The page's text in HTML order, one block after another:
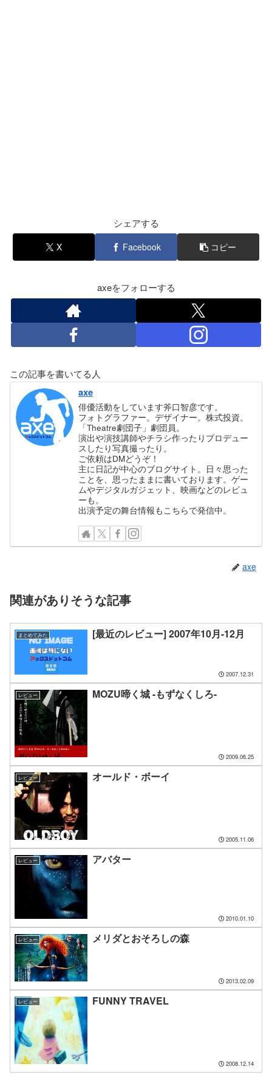
シェアする
X Facebook コピー
axeをフォローする
この記事を書いてる人
axe
俳優活動をしています斧口智彦です。
フォトグラファー。デザイナー。株式投資。
「Theatre劇団子」劇団員。
演出や演技講師やチラシ作ったりプロデュー
スしたり写真撮ったり。
ご依頼はDMどうぞ！
主に日記が中心のブログサイト。日々思った
ことを、思ったままに書いております。ゲー
ムやデジタルガジェット、映画などのレビュ
ーも。
出演予定の舞台情報もこちらで発信中。
axe
関連がありそうな記事
まとめてみた [最近のレビュー] 2007年10月-12月
2007.12.31
レビュー MOZU啼く城 -もずなくしろ-
2009.06.25
レビュー オールド・ボーイ
2005.11.06
レビュー アバター
2010.01.10
レビュー メリダとおそろしの森
2013.02.09
レビュー FUNNY TRAVEL
2008.12.14